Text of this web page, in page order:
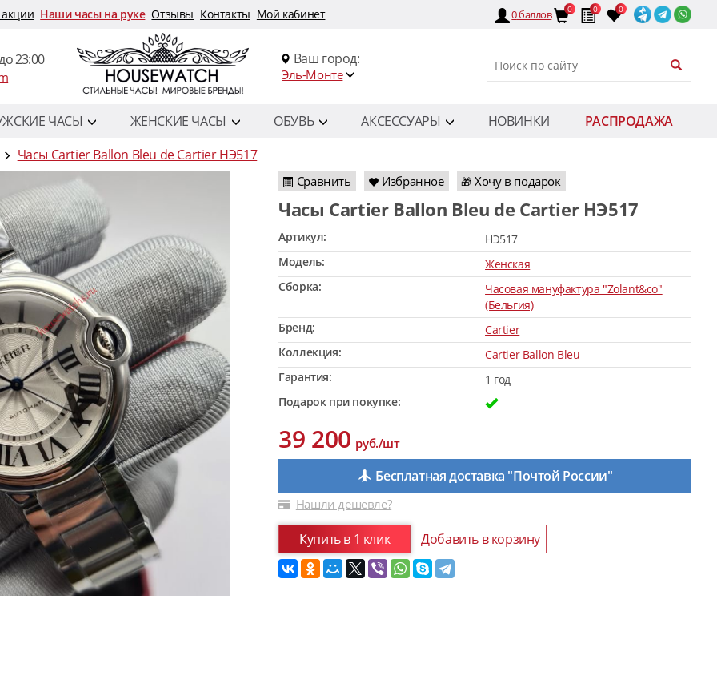
Наши часы на руке Отзывы Контакты Мой кабинет 0баллов 0 0 0
23:00 Ваш город:
Эль-Монте
ЧАСЫ ЖЕНСКИЕ ЧАСЫ ОБУВЬ АКСЕССУАРЫ НОВИНКИ
РАСПРОДАЖА
Часы Cartier Ballon Bleu de Cartier HЭ517
Сравнить Избранное 🎁 Хочу в подарок
Часы Cartier Ballon Bleu de Cartier HЭ517
Артикул:
HЭ517
Модель:
Женская
Сборка:
Часовая мануфактура "Zolant&co"
(Бельгия)
Бренд:
Cartier
Коллекция:
Cartier Ballon Bleu
Гарантия:
1 год
Подарок при покупке:
39 200руб./шт
Бесплатная доставка "Почтой России"
Нашли дешевле?
Купить в 1 клик Добавить в корзину